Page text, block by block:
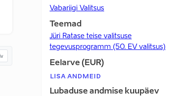
Vabariigi Valitsus
Teemad
Jüri Ratase teise valitsuse
tegevusprogramm (50. EV valitsus)
Eelarve (EUR)
LISA ANDMEID
Lubaduse andmise kuupäev